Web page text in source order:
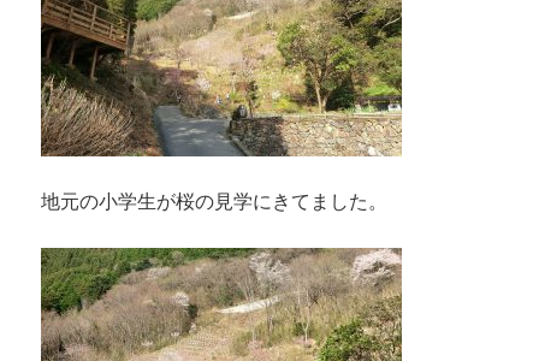
地元の小学生が桜の見学にきてました。